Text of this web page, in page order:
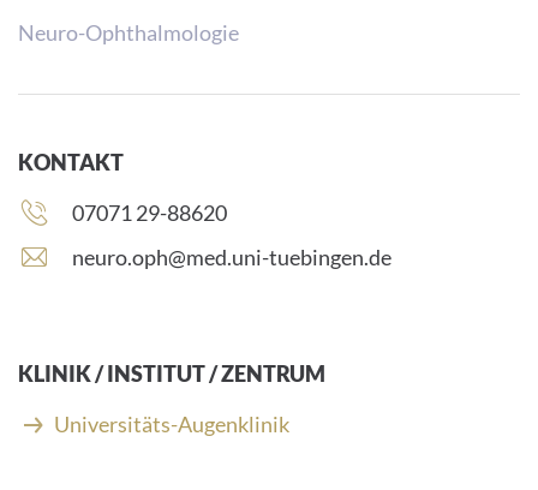
Neuro-Ophthalmologie
KONTAKT
Telefonnummer:
07071 29-88620
E
i
l
A
neuro.oph@med.uni-tuebingen.de
KLINIK / INSTITUT / ZENTRUM
Universitäts-Augenklinik